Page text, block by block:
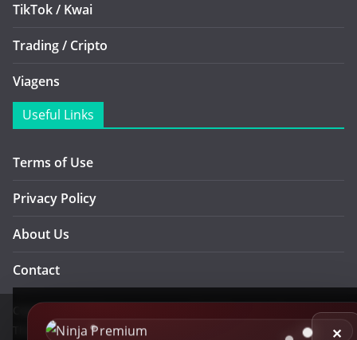
TikTok / Kwai
Trading / Cripto
Viagens
Useful Links
Terms of Use
Privacy Policy
About Us
Contact
✕
Copyright © 2026
Theme:ColorMag Proby ThemeGrill. Powered by WordPress.